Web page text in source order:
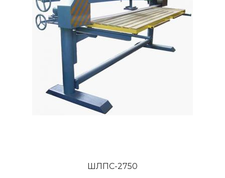
ШЛПС-2750